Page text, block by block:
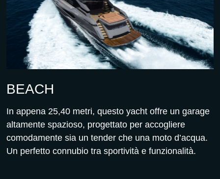
BEACH
In appena 25,40 metri, questo yacht offre un garage
altamente spazioso, progettato per accogliere
comodamente sia un tender che una moto d’acqua.
Un perfetto connubio tra sportività e funzionalità.